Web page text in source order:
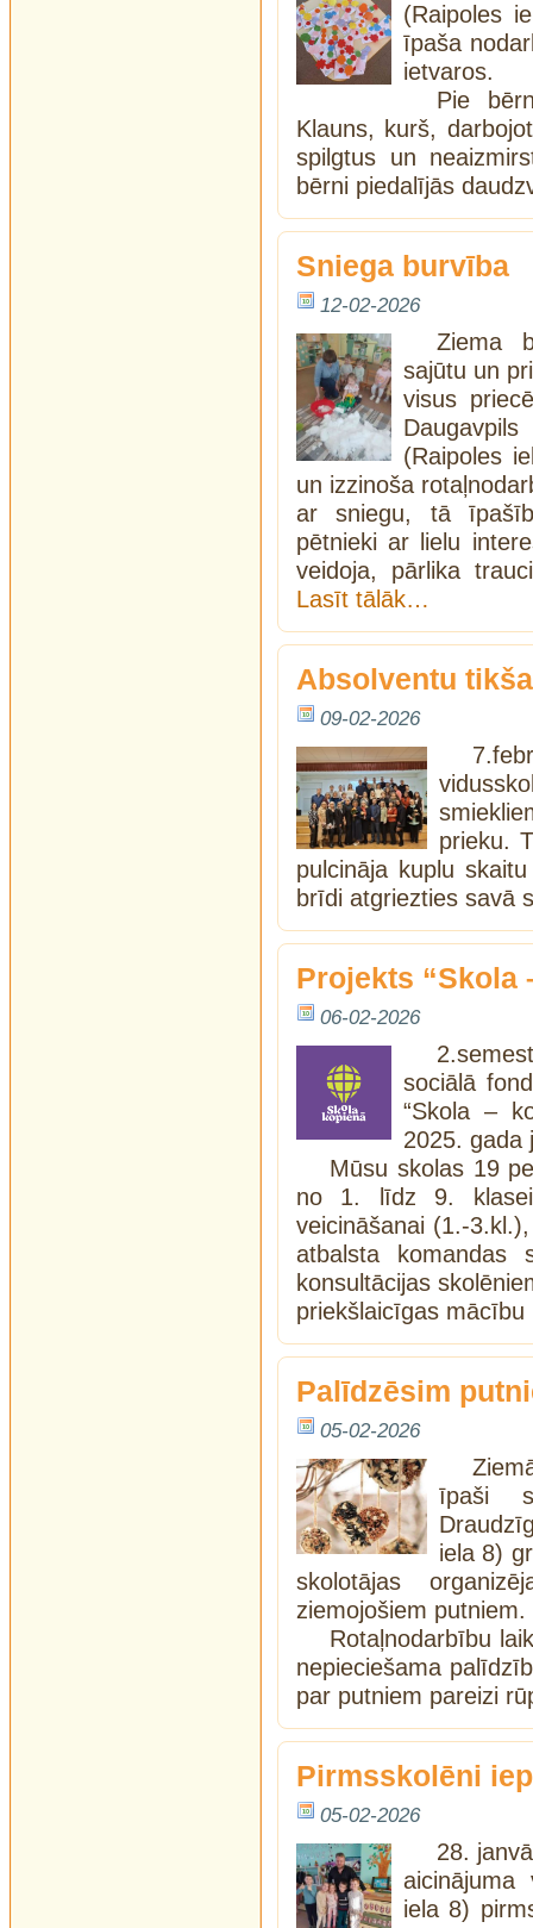
(Raipoles
īpaša
ietvaros.
Pie
Klauns, kurš,
spilgtus un
bērni piedalījās
Sniega burvība
12-02-2026
Ziema
sajūtu un
visus
(Raipoles
un izzinoša
ar sniegu, tā
pētnieki ar lielu
veidoja, pārlika
Lasīt tālāk…
Absolventu
09-02-2026
prieku.
pulcināja kuplu
brīdi atgriezties savā
Projekts “Skola
06-02-2026
sociālā
“Skola –
2025. gada
Mūsu skolas 19
no 1. līdz 9.
veicināšanai (1.-
atbalsta komandas
konsultācijas
priekšlaicīgas
Palīdzēsim
05-02-2026
īpaši
iela 8)
skolotājas
ziemojošiem putniem.
Rotaļnodarbību
nepieciešama
par putniem pareizi
Pirmsskolēni
05-02-2026
28.
aicinājuma
iela 8)